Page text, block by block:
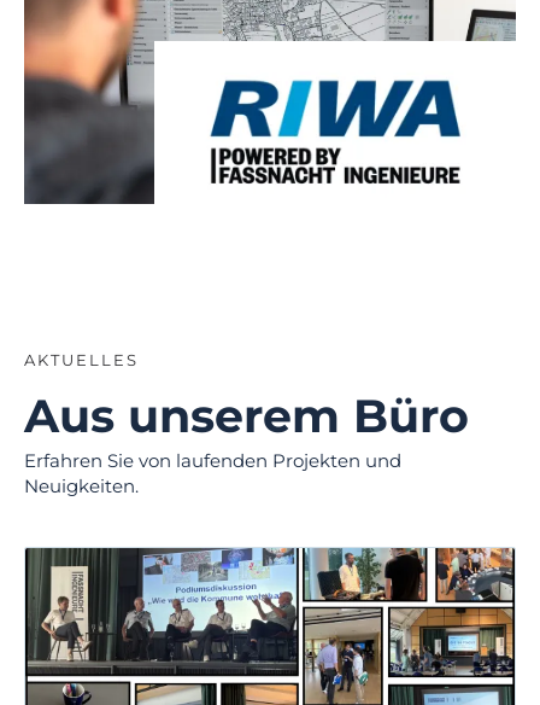
AKTUELLES
Aus unserem Büro
Erfahren Sie von laufenden Projekten und
Neuigkeiten.